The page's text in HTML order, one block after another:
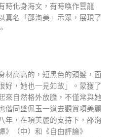
時化身海文，有時喚作雲龍
真名「邵洵美」示眾，展現了
材高高的，短黑色的頭髮，面
，她也一見如故」。蒙獲了
來自然格外放膽，不僅常與她
偕同盛佩玉一道去觀賞項美麗
年，在項美麗的支持下，邵洵
（中）和《自由評論》